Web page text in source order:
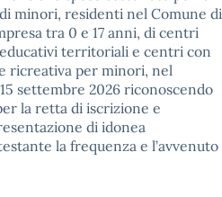
minori, residenti nel Comune di
tra 0 e 17 anni, di centri
territoriali e centri con
ricreativa per minori, nel
settembre 2026 riconoscendo
la retta di iscrizione e
di idonea
la frequenza e l’avvenuto